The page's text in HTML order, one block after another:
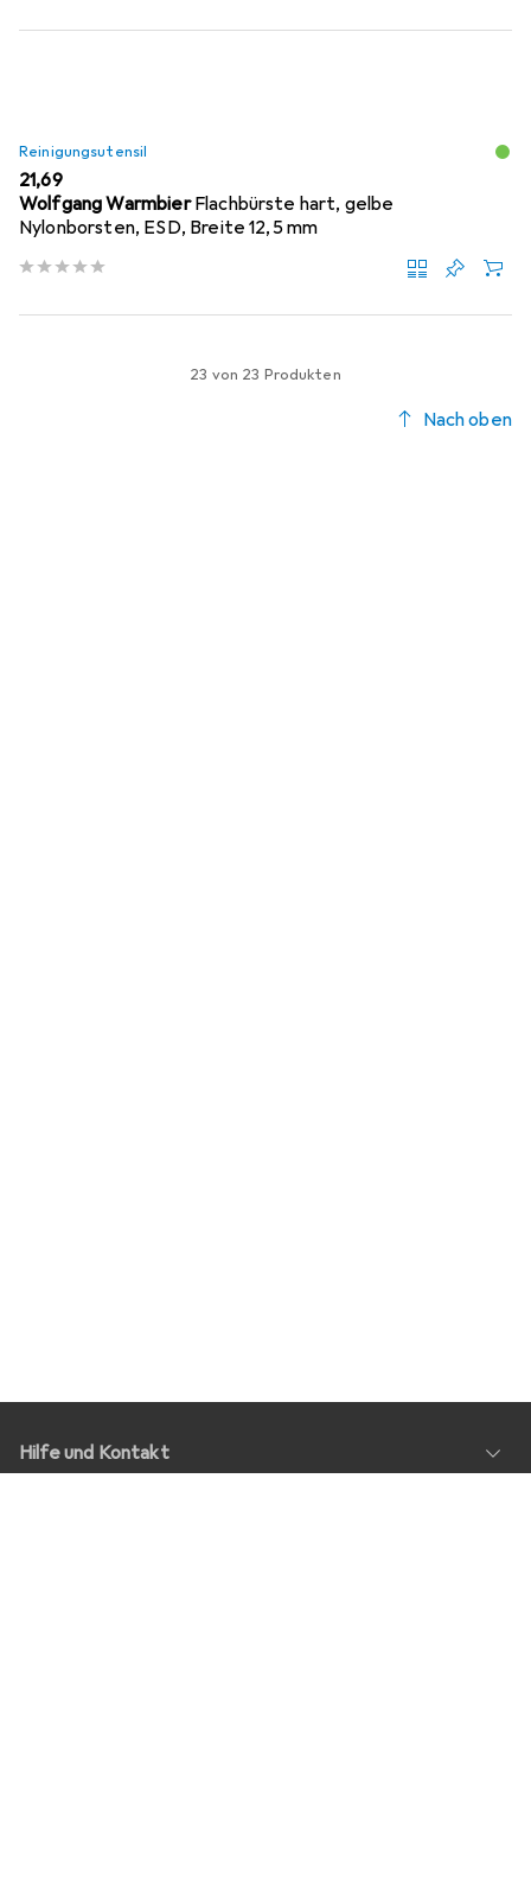
Reinigungsutensil
EUR
21,69
Wolfgang Warmbier Flachbürste hart, gelbe
Nylonborsten, ESD, Breite 12,5 mm
23 von 23 Produkten
Nach oben
Hilfe und Kontakt